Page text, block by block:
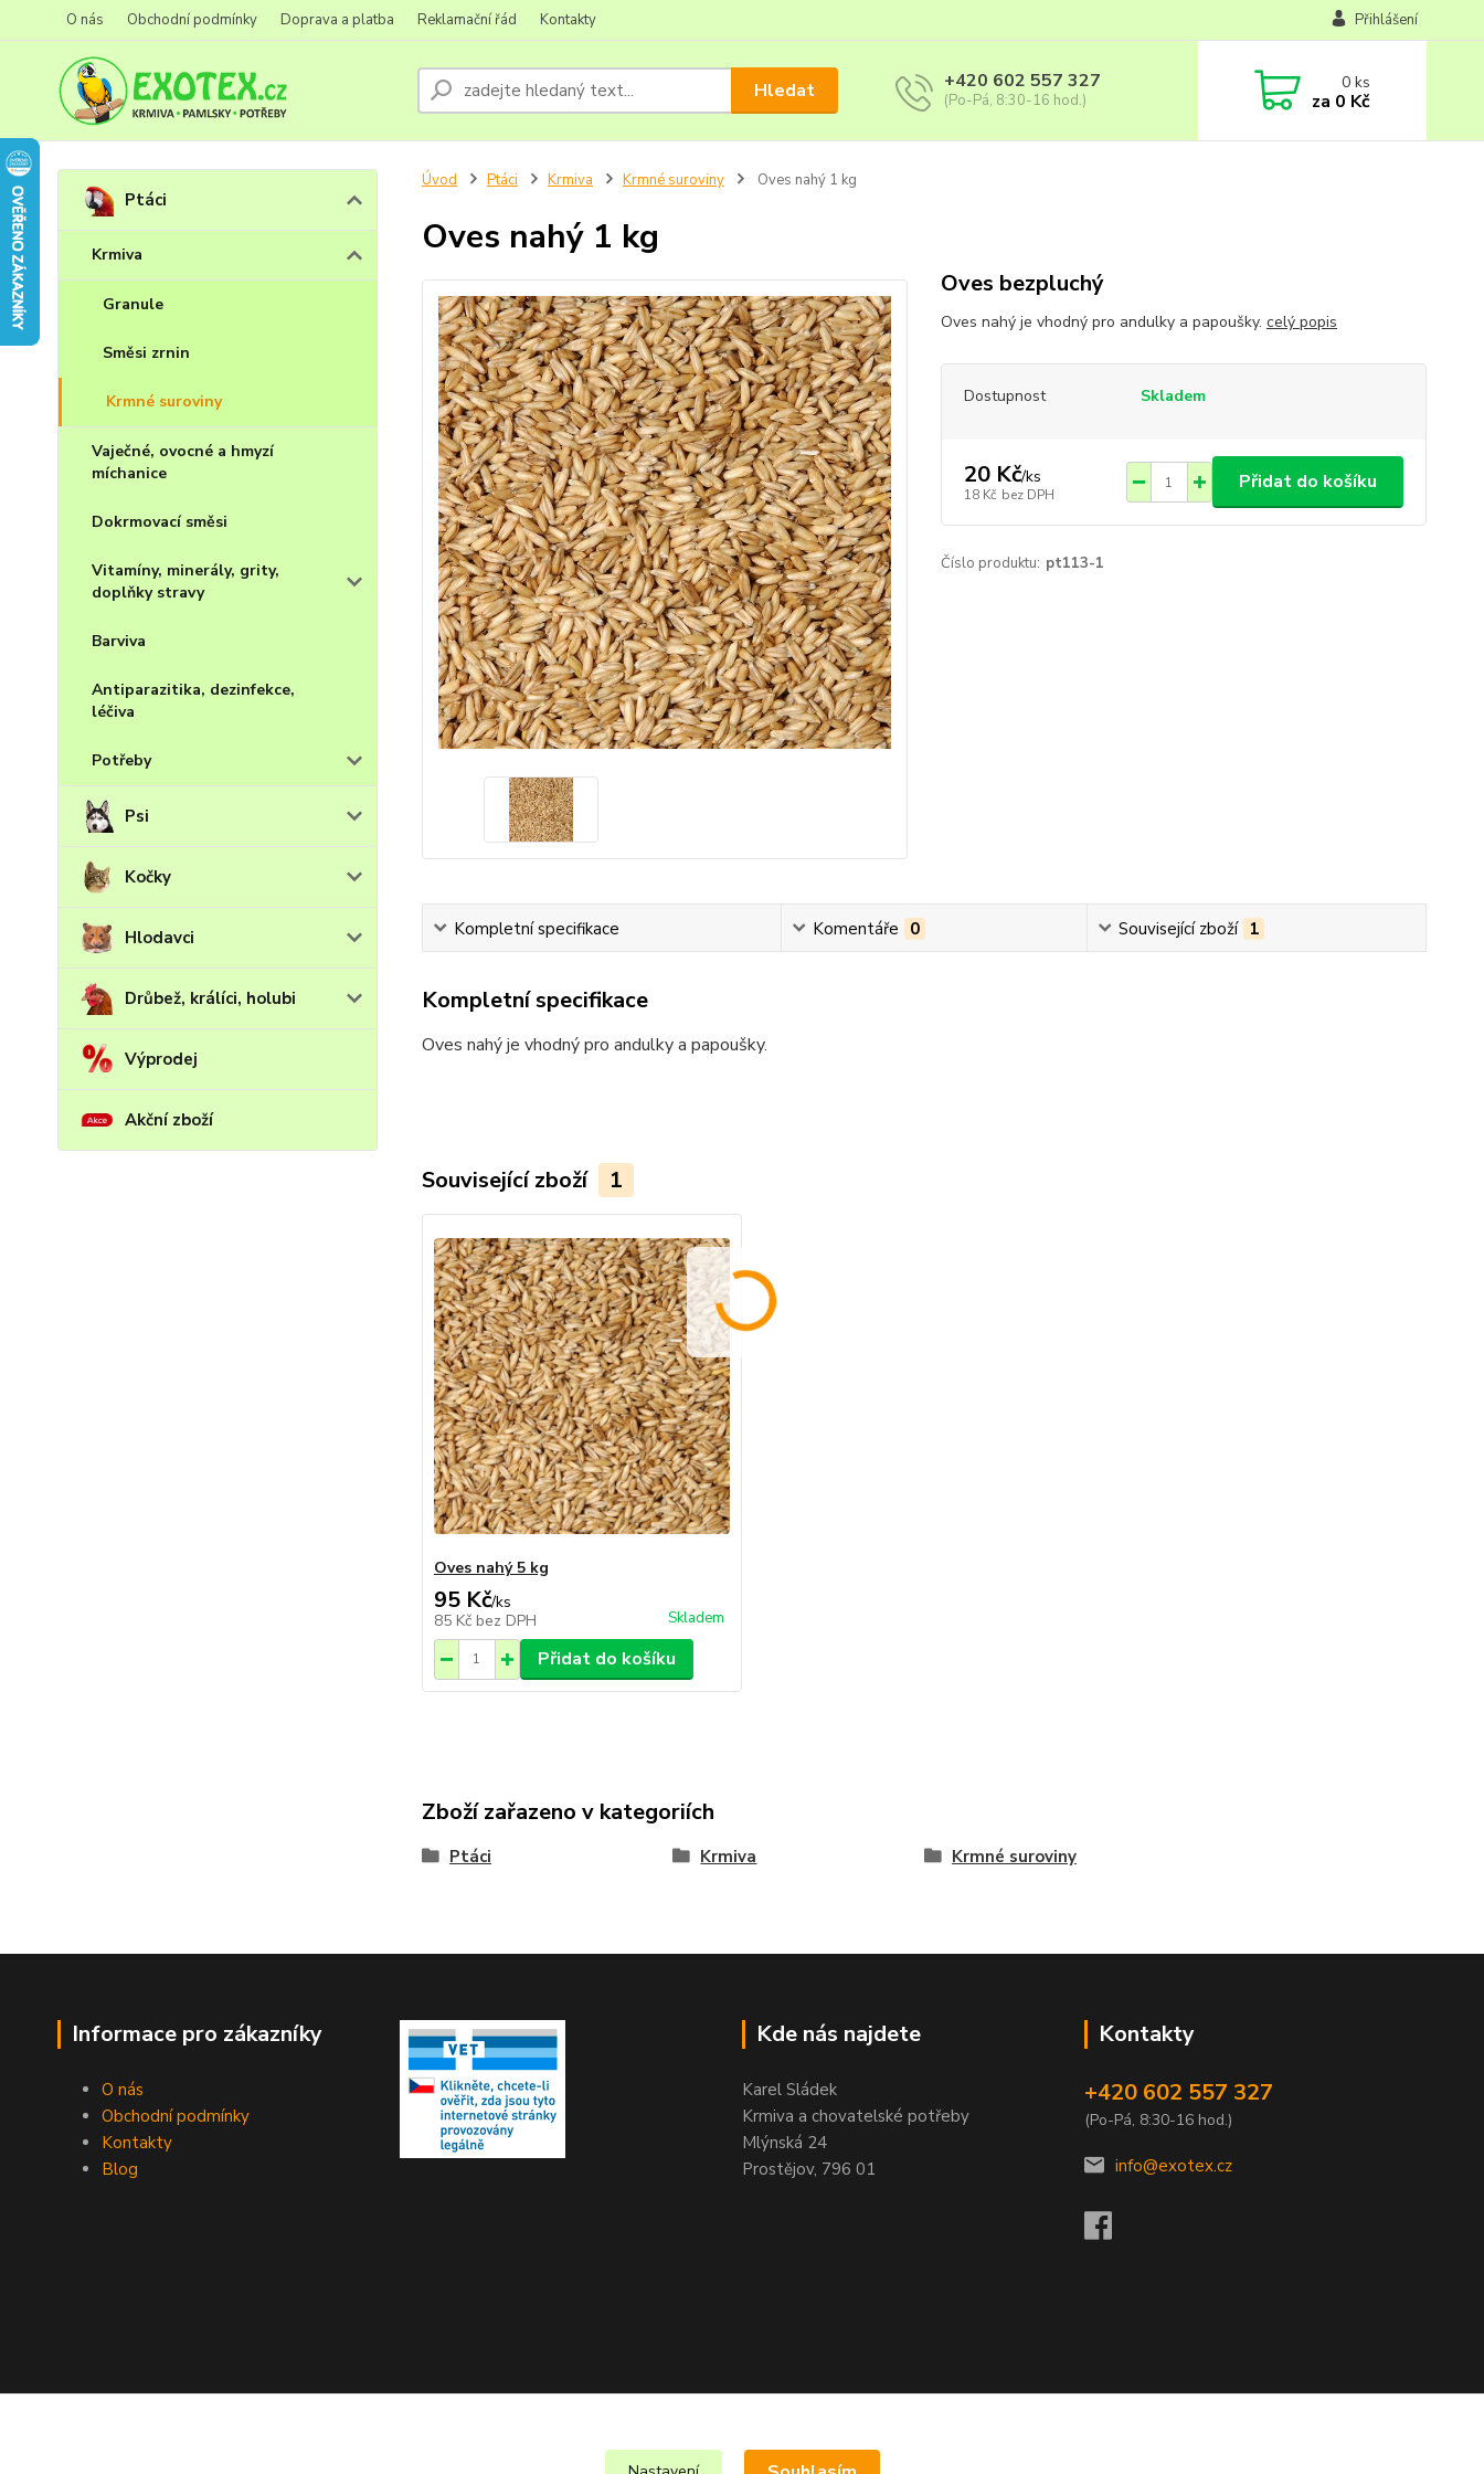
O nás Obchodní podmínky Doprava a platba Reklamační řád Kontakty Přihlášení
Hledat +420 602 557 327
(Po-Pá, 8:30-16 hod.)
0ks
za 0 Kč
Ptáci
Krmiva
Granule
Směsi zrnin
Krmné suroviny
Vaječné, ovocné a hmyzí
míchanice
Dokrmovací směsi
Vitamíny, minerály, grity,
doplňky stravy
Barviva
Antiparazitika, dezinfekce,
léčiva
Potřeby
Psi
Kočky
Hlodavci
Drůbež, králíci, holubi
Výprodej
Akční zboží
Úvod Ptáci Krmiva Krmné suroviny Oves nahý 1 kg
Oves nahý 1 kg
Oves bezpluchý
Oves nahý je vhodný pro andulky a papoušky. celý popis
Dostupnost Skladem
20 Kč/ks
18 Kč bez DPH
Přidat do košíku
Číslo produktu: pt113-1
Kompletní specifikace Komentáře 0 Související zboží 1
Kompletní specifikace
Oves nahý je vhodný pro andulky a papoušky.
Související zboží 1
Oves nahý 5 kg
95 Kč/ks
85 Kč bez DPH Skladem
Přidat do košíku
Zboží zařazeno v kategoriích
Ptáci Krmiva Krmné suroviny
Informace pro zákazníky
O nás
Obchodní podmínky
Kontakty
Blog
Kde nás najdete
Karel Sládek
Krmiva a chovatelské potřeby
Mlýnská 24
Prostějov, 796 01
Kontakty
+420 602 557 327
(Po-Pá, 8:30-16 hod.)
info@exotex.cz